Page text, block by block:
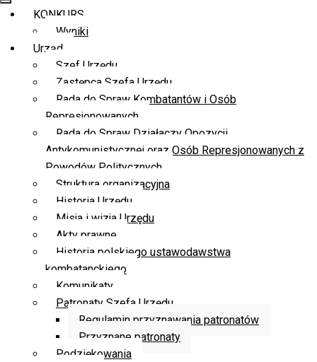
KONKURS
Wyniki
Urząd
Szef Urzędu
Zastępca Szefa Urzędu
Rada do Spraw Kombatantów i Osób
Represjonowanych
Rada do Spraw Działaczy Opozycji
Antykomunistycznej oraz Osób Represjonowanych z
Powodów Politycznych
Struktura organizacyjna
Historia Urzędu
Misja i wizja Urzędu
Akty prawne
Historia polskiego ustawodawstwa
kombatanckiego
Komunikaty
Patronaty Szefa Urzędu
Regulamin przyznawania patronatów
Przyznane patronaty
Podziękowania